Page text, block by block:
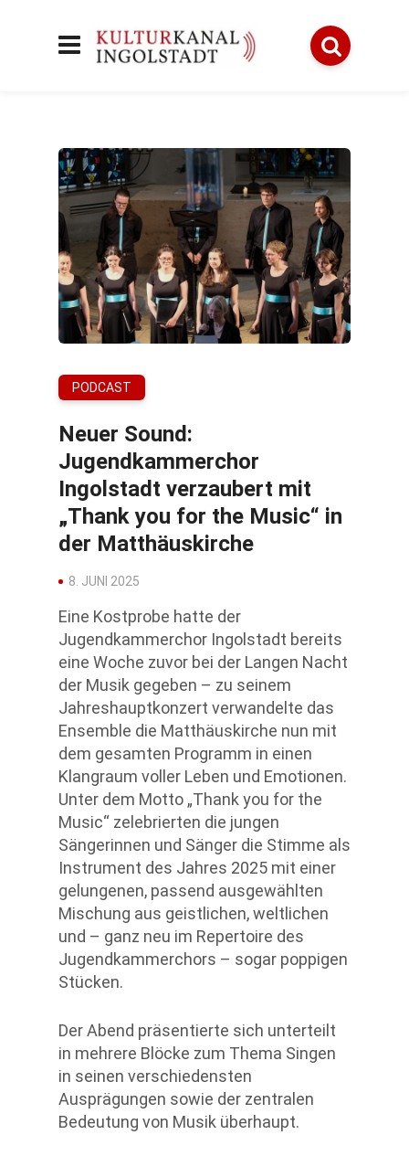
PODCAST
Neuer Sound:
Jugendkammerchor
Ingolstadt verzaubert mit
„Thank you for the Music“ in
der Matthäuskirche
8. JUNI 2025
Eine Kostprobe hatte der
Jugendkammerchor Ingolstadt bereits
eine Woche zuvor bei der Langen Nacht
der Musik gegeben – zu seinem
Jahreshauptkonzert verwandelte das
Ensemble die Matthäuskirche nun mit
dem gesamten Programm in einen
Klangraum voller Leben und Emotionen.
Unter dem Motto „Thank you for the
Music“ zelebrierten die jungen
Sängerinnen und Sänger die Stimme als
Instrument des Jahres 2025 mit einer
gelungenen, passend ausgewählten
Mischung aus geistlichen, weltlichen
und – ganz neu im Repertoire des
Jugendkammerchors – sogar poppigen
Stücken.
Der Abend präsentierte sich unterteilt
in mehrere Blöcke zum Thema Singen
in seinen verschiedensten
Ausprägungen sowie der zentralen
Bedeutung von Musik überhaupt.